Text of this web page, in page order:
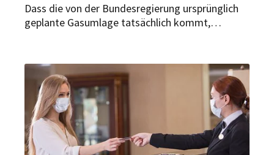
Dass die von der Bundesregierung ursprünglich
geplante Gasumlage tatsächlich kommt,
bringen auch Veränderungen für das
Gastgewerbe.